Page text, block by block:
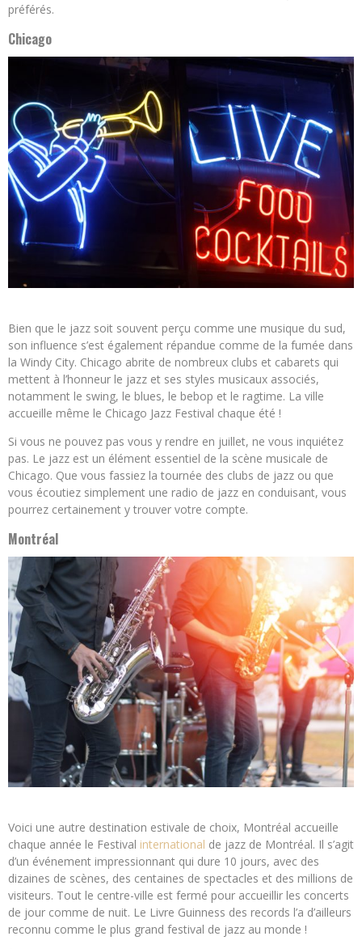
préférés.
Chicago
Bien que le jazz soit souvent perçu comme une musique du sud,
son influence s’est également répandue comme de la fumée dans
la Windy City. Chicago abrite de nombreux clubs et cabarets qui
mettent à l’honneur le jazz et ses styles musicaux associés,
notamment le swing, le blues, le bebop et le ragtime. La ville
accueille même le Chicago Jazz Festival chaque été !
Si vous ne pouvez pas vous y rendre en juillet, ne vous inquiétez
pas. Le jazz est un élément essentiel de la scène musicale de
Chicago. Que vous fassiez la tournée des clubs de jazz ou que
vous écoutiez simplement une radio de jazz en conduisant, vous
pourrez certainement y trouver votre compte.
Montréal
Voici une autre destination estivale de choix, Montréal accueille
chaque année le Festival international de jazz de Montréal. Il s’agit
d’un événement impressionnant qui dure 10 jours, avec des
dizaines de scènes, des centaines de spectacles et des millions de
visiteurs. Tout le centre-ville est fermé pour accueillir les concerts
de jour comme de nuit. Le Livre Guinness des records l’a d’ailleurs
reconnu comme le plus grand festival de jazz au monde !